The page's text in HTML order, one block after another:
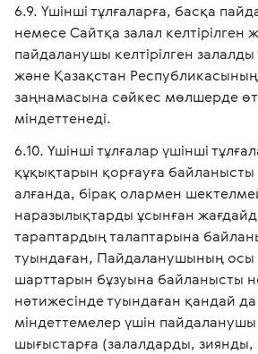
Үшінші тұлғаларға, басқа
немесе Сайтқа залал келтірілген
пайдаланушы келтірілген
және Қазақстан
заңнамасына сәйкес мөлшерде
міндеттенеді.
Үшінші тұлғалар үшінші
құқықтарын қорғауға
алғанда, бірақ олармен
наразылықтарды ұсынған
тараптардың талаптарына
туындаған, Пайдаланушының осы
шарттарын бұзуына байланысты
нәтижесінде туындаған қандай да
міндеттемелер үшін
шығыстарға (залалдарды,